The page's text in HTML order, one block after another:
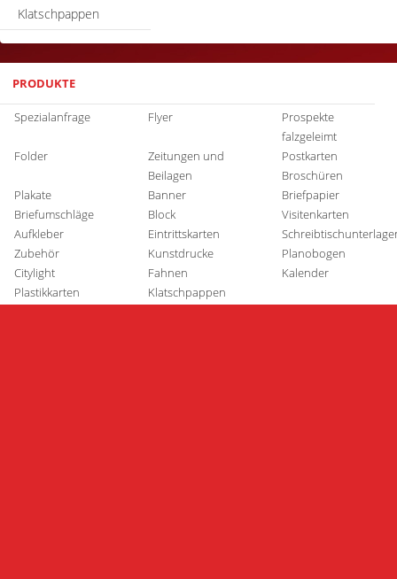
Klatschpappen
PRODUKTE
Spezialanfrage Flyer
Prospekte
falzgeleimt
Folder
Zeitungen und
Beilagen
Postkarten
Broschüren
Plakate
Banner
Briefpapier
Briefumschläge
Block
Visitenkarten
Aufkleber
Eintrittskarten
Zubehör
Kunstdrucke
Planobogen
Citylight
Fahnen
Kalender
Plastikkarten
Klatschpappen